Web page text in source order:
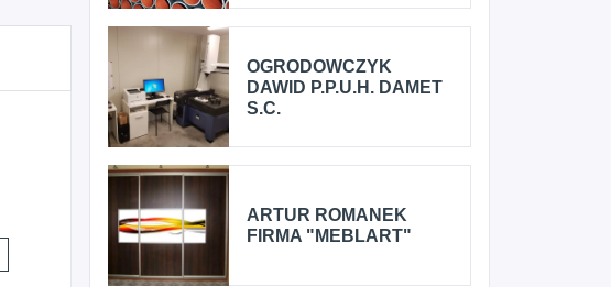
OGRODOWCZYK
DAWID P.P.U.H. DAMET
S.C.
ARTUR ROMANEK
FIRMA "MEBLART"